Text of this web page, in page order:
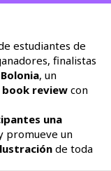
estudiantes de
finalistas
, un
book review con
una
promueve un
de toda